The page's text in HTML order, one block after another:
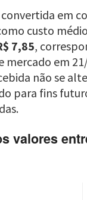
em
custo
7,85,
em
não se
para fins
valores